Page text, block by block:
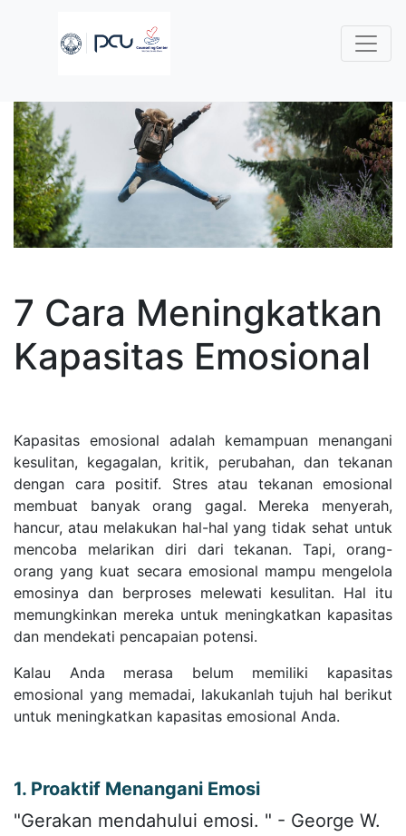
7 Cara Meningkatkan
Kapasitas Emosional
Kapasitas emosional adalah kemampuan menangani
kesulitan, kegagalan, kritik, perubahan, dan tekanan
dengan cara positif. Stres atau tekanan emosional
membuat banyak orang gagal. Mereka menyerah,
hancur, atau melakukan hal-hal yang tidak sehat untuk
mencoba melarikan diri dari tekanan. Tapi, orang-
orang yang kuat secara emosional mampu mengelola
emosinya dan berproses melewati kesulitan. Hal itu
memungkinkan mereka untuk meningkatkan kapasitas
dan mendekati pencapaian potensi.
Kalau Anda merasa belum memiliki kapasitas
emosional yang memadai, lakukanlah tujuh hal berikut
untuk meningkatkan kapasitas emosional Anda.
1. Proaktif Menangani Emosi
"Gerakan mendahului emosi. " - George W.